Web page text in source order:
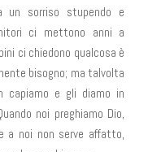
un sorriso stupendo e
ci mettono anni a
ci chiedono qualcosa è
bisogno; ma talvolta
capiamo e gli diamo in
noi preghiamo Dio,
a noi non serve affatto,